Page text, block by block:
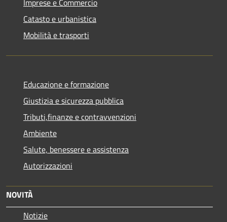
Imprese e Commercio
Catasto e urbanistica
Mobilità e trasporti
Educazione e formazione
Giustizia e sicurezza pubblica
Tributi,finanze e contravvenzioni
Ambiente
Salute, benessere e assistenza
Autorizzazioni
NOVITÀ
Notizie